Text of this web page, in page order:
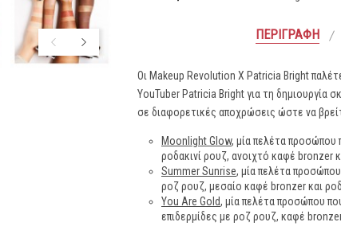
ΠΕΡΙΓΡΑΦΉ
Οι Makeup Revolution X Patricia Bright
YouTuber Patricia Bright για τη δημιουργία
σε διαφορετικές αποχρώσεις ώστε να
Moonlight Glow, μία πελέτα προσώπου
ροδακινί ρουζ, ανοιχτό καφέ bronzer
Summer Sunrise, μία πελέτα
ροζ ρουζ, μεσαίο καφέ bronzer και
You Are Gold, μία πελέτα προσώπου
επιδερμίδες με ροζ ρουζ, καφέ